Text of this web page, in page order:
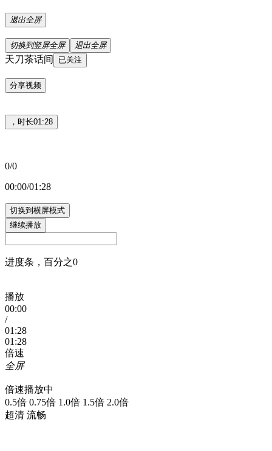
退出全屏
切换到竖屏全屏 退出全屏
天刀茶话间 已关注
分享视频
，时长01:28
0/0
00:00/01:28
切换到横屏模式
继续播放
进度条，百分之0
播放
00:00
/
01:28
01:28
倍速
全屏
倍速播放中
0.5倍 0.75倍 1.0倍 1.5倍 2.0倍
超清 流畅